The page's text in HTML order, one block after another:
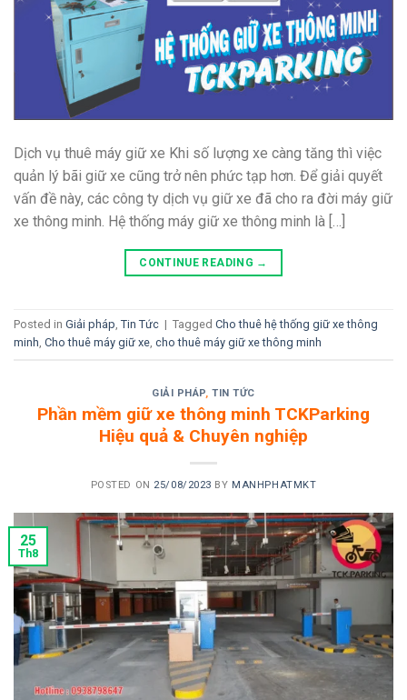
Dịch vụ thuê máy giữ xe Khi số lượng xe càng tăng thì việc
quản lý bãi giữ xe cũng trở nên phức tạp hơn. Để giải quyết
vấn đề này, các công ty dịch vụ giữ xe đã cho ra đời máy giữ
xe thông minh. Hệ thống máy giữ xe thông minh là […]
CONTINUE READING →
Posted in Giải pháp, Tin Tức | Tagged Cho thuê hệ thống giữ xe thông
minh, Cho thuê máy giữ xe, cho thuê máy giữ xe thông minh
GIẢI PHÁP,TIN TỨC
Phần mềm giữ xe thông minh TCKParking
Hiệu quả & Chuyên nghiệp
POSTED ON 25/08/2023 BY MANHPHATMKT
25
Th8